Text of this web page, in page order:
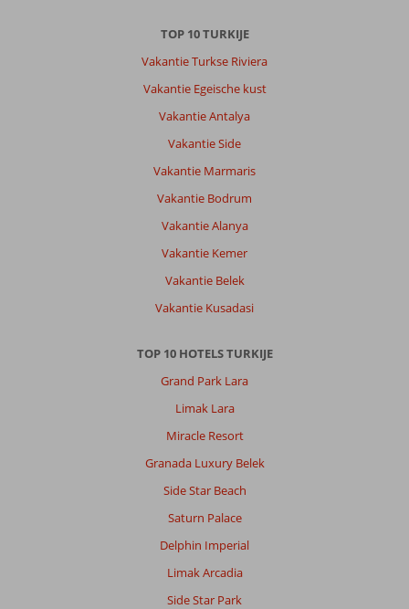
TOP 10 TURKIJE
Vakantie Turkse Riviera
Vakantie Egeische kust
Vakantie Antalya
Vakantie Side
Vakantie Marmaris
Vakantie Bodrum
Vakantie Alanya
Vakantie Kemer
Vakantie Belek
Vakantie Kusadasi
TOP 10 HOTELS TURKIJE
Grand Park Lara
Limak Lara
Miracle Resort
Granada Luxury Belek
Side Star Beach
Saturn Palace
Delphin Imperial
Limak Arcadia
Side Star Park